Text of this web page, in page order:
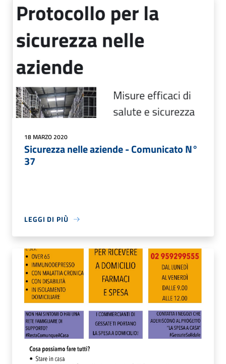
18 MARZO 2020
Sicurezza nelle aziende - Comunicato N°
37
LEGGI DI PIÙ